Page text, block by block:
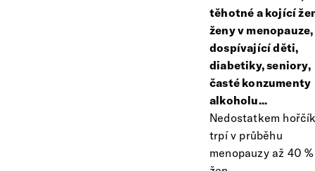
těhotné a kojící
ženy v menopauze,
dospívající děti,
diabetiky, seniory,
časté konzumenty
alkoholu...
Nedostatkem
trpí v průběhu
menopauzy až 40 %